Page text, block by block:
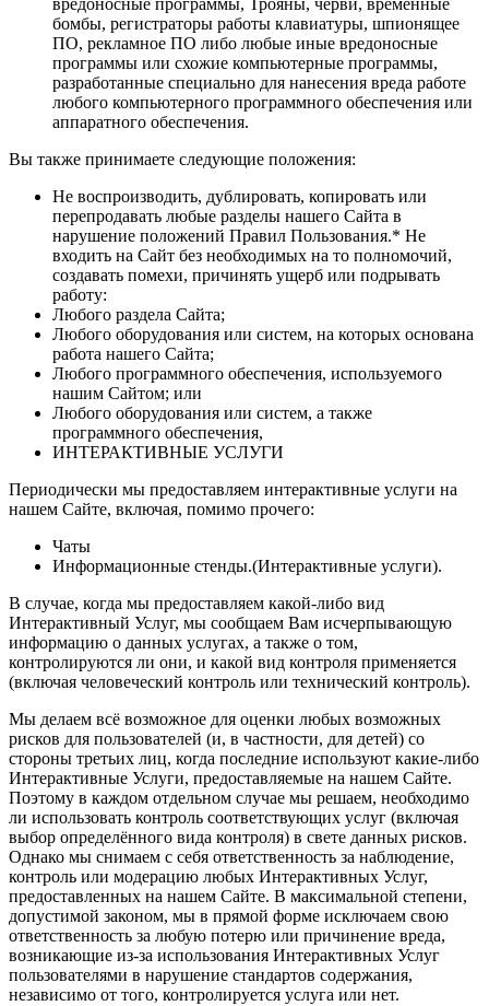
вредоносные программы, Трояны, черви, временные
бомбы, регистраторы работы клавиатуры, шпионящее
ПО, рекламное ПО либо любые иные вредоносные
программы или схожие компьютерные программы,
разработанные специально для нанесения вреда работе
любого компьютерного программного обеспечения или
аппаратного обеспечения.
Вы также принимаете следующие положения:
Не воспроизводить, дублировать, копировать или
перепродавать любые разделы нашего Сайта в
нарушение положений Правил Пользования.* Не
входить на Сайт без необходимых на то полномочий,
создавать помехи, причинять ущерб или подрывать
работу:
Любого раздела Сайта;
Любого оборудования или систем, на которых основана
работа нашего Сайта;
Любого программного обеспечения, используемого
нашим Сайтом; или
Любого оборудования или систем, а также
программного обеспечения,
ИНТЕРАКТИВНЫЕ УСЛУГИ
Периодически мы предоставляем интерактивные услуги на
нашем Сайте, включая, помимо прочего:
Чаты
Информационные стенды.(Интерактивные услуги).
В случае, когда мы предоставляем какой-либо вид
Интерактивный Услуг, мы сообщаем Вам исчерпывающую
информацию о данных услугах, а также о том,
контролируются ли они, и какой вид контроля применяется
(включая человеческий контроль или технический контроль).
Мы делаем всё возможное для оценки любых возможных
рисков для пользователей (и, в частности, для детей) со
стороны третьих лиц, когда последние используют какие-либо
Интерактивные Услуги, предоставляемые на нашем Сайте.
Поэтому в каждом отдельном случае мы решаем, необходимо
ли использовать контроль соответствующих услуг (включая
выбор определённого вида контроля) в свете данных рисков.
Однако мы снимаем с себя ответственность за наблюдение,
контроль или модерацию любых Интерактивных Услуг,
предоставленных на нашем Сайте. В максимальной степени,
допустимой законом, мы в прямой форме исключаем свою
ответственность за любую потерю или причинение вреда,
возникающие из-за использования Интерактивных Услуг
пользователями в нарушение стандартов содержания,
независимо от того, контролируется услуга или нет.